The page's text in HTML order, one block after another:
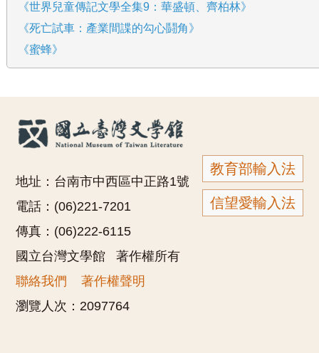
《世界兒童傳記文學全集9：華盛頓、齊柏林》
《死亡試車：產業間諜的勾心鬪角》
《蜜蜂》
教育部輸入法
信望愛輸入法
地址：台南市中西區中正路1號
電話：(06)221-7201
傳真：(06)222-6115
國立台灣文學館 著作權所有
聯絡我們
著作權聲明
瀏覽人次： 2097764